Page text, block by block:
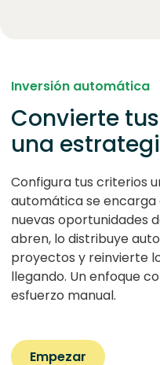
Inversión automática
Convierte tus
una
Configura tus criterios
automática se encarga
nuevas oportunidades
abren, lo distribuye
proyectos y reinvierte
llegando. Un enfoque
esfuerzo manual.
Empezar